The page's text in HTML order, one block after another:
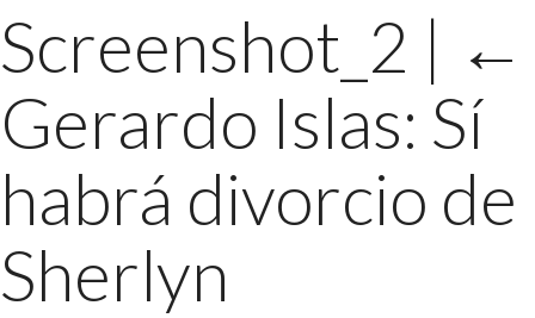
Screenshot_2 | ←
Gerardo Islas: Sí
habrá divorcio de
Sherlyn